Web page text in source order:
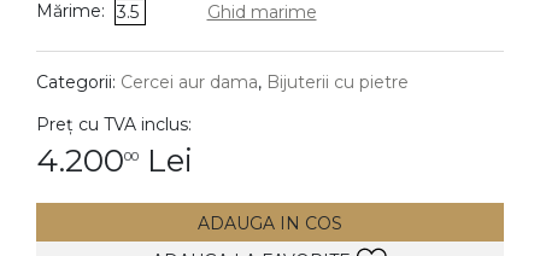
DIAMANTE Vezi toate
Cercei
Mărime: 3.5 Ghid marime
Categorii: Cercei aur dama, Bijuterii cu pietre
Preț cu TVA inclus:
4.20000 Lei
ADAUGA IN COS